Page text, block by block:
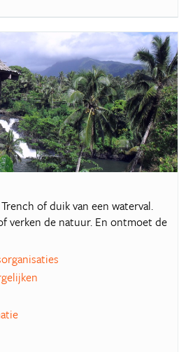
of duik van een waterval.
verken de natuur. En ontmoet de